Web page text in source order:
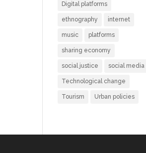
Digital platforms
ethnography internet
music platforms
sharing economy
social justice social media
Technological change
Tourism Urban policies